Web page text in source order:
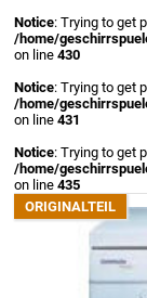
Notice: Trying to get
/home/
on line430
Notice: Trying to get
/home/
on line431
Notice: Trying to get
/home/
on line435